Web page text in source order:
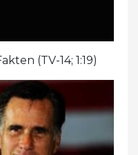
(TV-14; 1:19)